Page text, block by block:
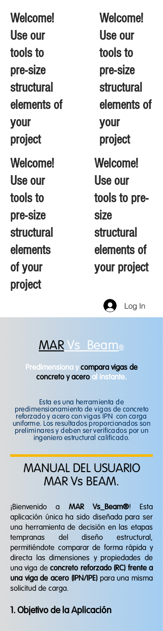
Welcome!
Use our
tools to
pre-size
structural
elements of
your
project
Welcome!
Use our
tools to
pre-size
structural
elements
of your
project
Welcome!
Use our
tools to
pre-size
structural
elements of
your
project
Welcome!
Use our
tools to pre-
size
structural
elements of
your project
Log In
MAR Vs_Beam®
Predimensiona y compara vigas de
concreto y aceroal instante.
Esta es una herramienta de
predimensionamiento de vigas de concreto
reforzado y acero con vigas IPN con carga
uniforme. Los resultados proporcionados son
preliminares y deben ser verificados por un
ingeniero estructural calificado.
MANUAL DEL USUARIO
MAR Vs BEAM.
¡Bienvenido a MAR Vs_Beam®! Esta
aplicación única ha sido diseñada para ser
una herramienta de decisión en las etapas
tempranas del diseño estructural,
permitiéndote comparar de forma rápida y
directa las dimensiones y propiedades de
una viga deconcreto reforzado (RC) frente a
una viga de acero (IPN/IPE)para una misma
solicitud de carga.
1. Objetivo de la Aplicación